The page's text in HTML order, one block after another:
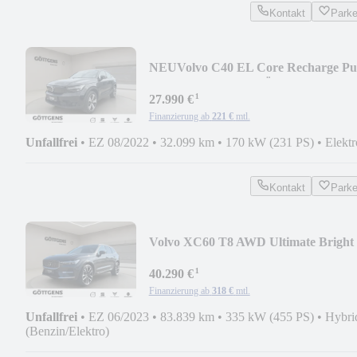
Kontakt
NEUVolvo C40 EL Core Recharge
27.990 €¹
Finanzierung ab 221 € mtl.
Unfallfrei • EZ 08/2022 • 32.099 km • 170 kW (231 PS) •
Kontakt
Volvo XC60 T8 AWD Ultimate Bright
40.290 €¹
Finanzierung ab 318 € mtl.
Unfallfrei • EZ 06/2023 • 83.839 km • 335 kW (455 PS) •
(Benzin/Elektro)